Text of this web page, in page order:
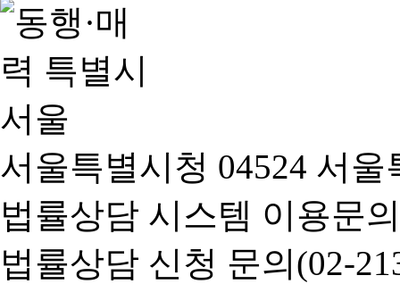
서울특별시청 04524 서
법률상담 시스템 이용문
법률상담 신청 문의(02-